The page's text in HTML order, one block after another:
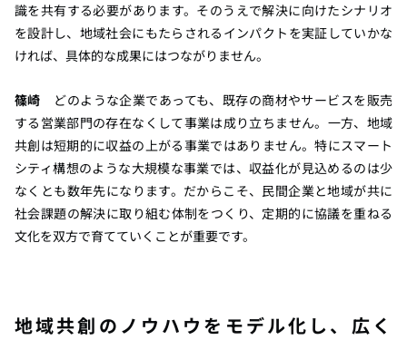
識を共有する必要があります。そのうえで解決に向けたシナリオ
を設計し、地域社会にもたらされるインパクトを実証していかな
ければ、具体的な成果にはつながりません。
篠崎 どのような企業であっても、既存の商材やサービスを販売
する営業部門の存在なくして事業は成り立ちません。一方、地域
共創は短期的に収益の上がる事業ではありません。特にスマート
シティ構想のような大規模な事業では、収益化が見込めるのは少
なくとも数年先になります。だからこそ、民間企業と地域が共に
社会課題の解決に取り組む体制をつくり、定期的に協議を重ねる
文化を双方で育てていくことが重要です。
地域共創のノウハウをモデル化し、広く